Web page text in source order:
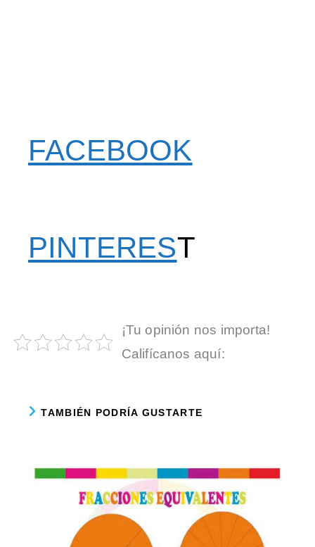
FACEBOOK
PINTEREST
¡Tu opinión nos importa!
Califícanos aquí:
TAMBIÉN PODRÍA GUSTARTE